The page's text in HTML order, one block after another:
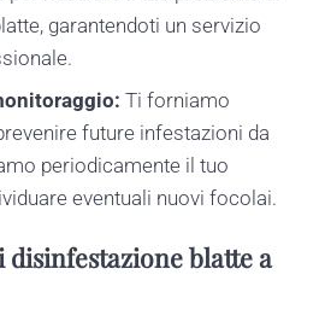
garantendoti un servizio
Ti forniamo
future infestazioni da
periodicamente il tuo
eventuali nuovi focolai.
blatte a